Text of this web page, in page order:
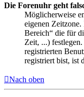
Die Forenuhr geht
Möglicherweise
eigenen
Bereich“ die für
Zeit, ...)
registrierten
registriert bist, ist
Nach oben